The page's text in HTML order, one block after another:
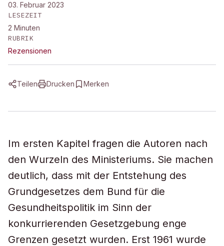
03. Februar 2023
LESEZEIT
2 Minuten
RUBRIK
Rezensionen
Teilen Drucken Merken
Im ersten Kapitel fragen die Autoren nach
den Wurzeln des Ministeriums. Sie machen
deutlich, dass mit der Entstehung des
Grundgesetzes dem Bund für die
Gesundheitspolitik im Sinn der
konkurrierenden Gesetzgebung enge
Grenzen gesetzt wurden. Erst 1961 wurde